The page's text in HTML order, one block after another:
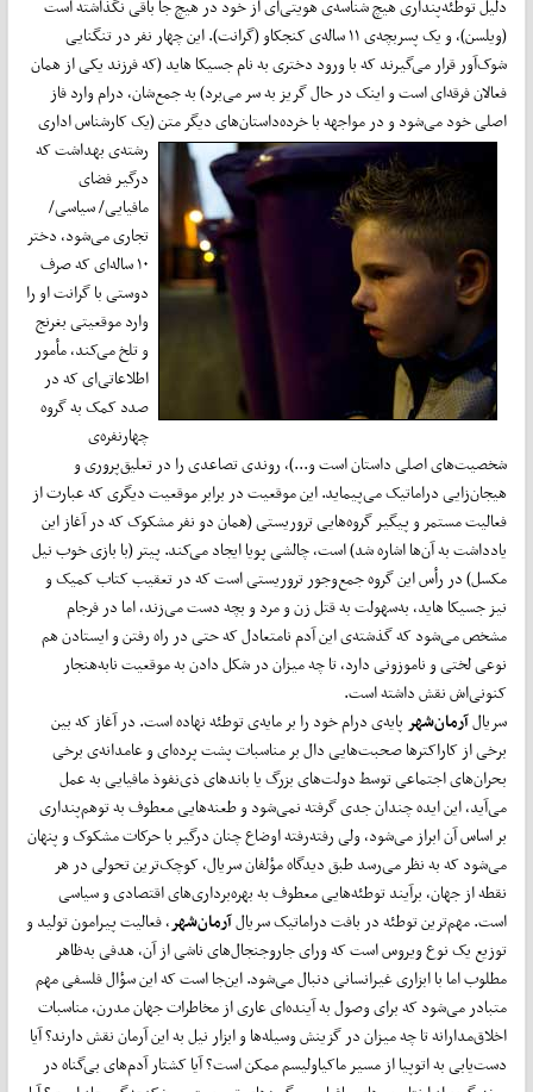
دلیل توطئه‌پنداری هیچ شناسه‌ی هویتی‌ای از خود در هیچ جا باقی نگذاشته است
(ویلسن)، و یک پسربچه‌ی ۱۱ ساله‌ی کنجکاو (گرانت). این چهار نفر در تنگنایی
شوک‌آور قرار می‌گیرند که با ورود دختری به نام جسیکا هاید (که فرزند یکی از‌‌ همان
فعالان فرقه‌ای است و اینک در حال گریز به سر می‌برد) به جمع‌شان، درام وارد فاز
اصلی خود می‌شود و در مواجهه با خرده‌داستان‌های دیگر متن (یک کار‌شناس اداری
رشته‌ی بهداشت که
درگیر فضای
مافیایی/ سیاسی/
تجاری می‌شود، دختر
۱۰ ساله‌ای که صرف
دوستی با گرانت او را
وارد موقعیتی بغرنج
و تلخ می‌کند، مأمور
اطلاعاتی‌ای که در
صدد کمک به گروه
چهارنفره‌ی
شخصیت‌های اصلی داستان است و...)، روندی تصاعدی را در تعلیق‌پروری و
هیجان‌زایی دراماتیک می‌پیماید. این موقعیت در برابر موقعیت دیگری که عبارت از
فعالیت مستمر و پیگیر گروه‌هایی تروریستی (همان دو نفر مشکوک که در آغاز این
یادداشت به آن‌ها اشاره شد) است، چالشی پویا ایجاد می‌کند. پیتر (با بازی خوب نیل
مکسل) در رأس این گروه جمع‌وجور تروریستی است که در تعقیب کتاب کمیک و
نیز جسیکا هاید، به‌سهولت به قتل زن و مرد و بچه دست می‌زند، اما در فرجام
مشخص می‌شود که گذشته‌ی این آدم نامتعادل که حتی در راه رفتن و ایستادن هم
نوعی لختی و ناموزونی دارد، تا چه میزان در شکل دادن به موقعیت نابه‌هنجار
کنونی‌اش نقش داشته است.
سریالآرمان‌شهرپایه‌ی درام خود را بر مایه‌ی توطئه نهاده است. در آغاز که بین
برخی از کاراکتر‌ها صحبت‌هایی دال بر مناسبات پشت پرده‌ای و عامدانه‌ی برخی
بحران‌های اجتماعی توسط دولت‌های بزرگ یا باندهای ذی‌نفوذ مافیایی به عمل
می‌آید، این ایده چندان جدی گرفته نمی‌شود و طعنه‌هایی معطوف به توهم‌پنداری
بر اساس آن ابراز می‌شود، ولی رفته‌رفته اوضاع چنان درگیر با حرکات مشکوک و پنهان
می‌شود که به نظر می‌رسد طبق دیدگاه مؤلفان سریال، کوچک‌ترین تحولی در هر
نقطه از جهان، برآیند توطئه‌هایی معطوف به بهره‌برداری‌های اقتصادی و سیاسی
است. مهم‌ترین توطئه در بافت دراماتیک سریالآرمان‌شهر، فعالیت پیرامون تولید و
توزیع یک نوع ویروس است که ورای جاروجنجال‌های ناشی از آن، هدفی به‌ظاهر
مطلوب اما با ابزاری غیرانسانی دنبال می‌شود. این‌جا است که این سؤال فلسفی مهم
متبادر می‌شود که برای وصول به آینده‌ای عاری از مخاطرات جهان مدرن، مناسبات
اخلاق‌مدارانه تا چه میزان در گزینش وسیله‌ها و ابزار نیل به این آرمان نقش دارند؟ آیا
دست‌یابی به اتوپیا از مسیر ماکیاولیسم ممکن است؟ آیا کشتار آدم‌های بی‌گناه در